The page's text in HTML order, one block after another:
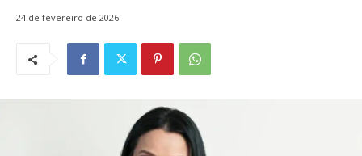
24 de fevereiro de 2026